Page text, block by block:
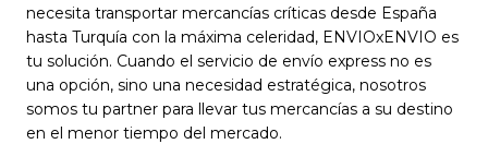
necesita transportar mercancías críticas desde España
hasta Turquía con la máxima celeridad, ENVIOxENVIO es
tu solución. Cuando el servicio de envío express no es
una opción, sino una necesidad estratégica, nosotros
somos tu partner para llevar tus mercancías a su destino
en el menor tiempo del mercado.